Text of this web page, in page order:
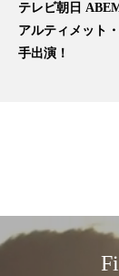
テレビ朝日
アルティメット
手出演！